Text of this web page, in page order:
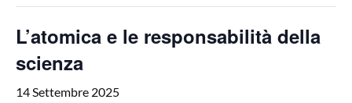
L’atomica e le responsabilità della
scienza
14 Settembre 2025